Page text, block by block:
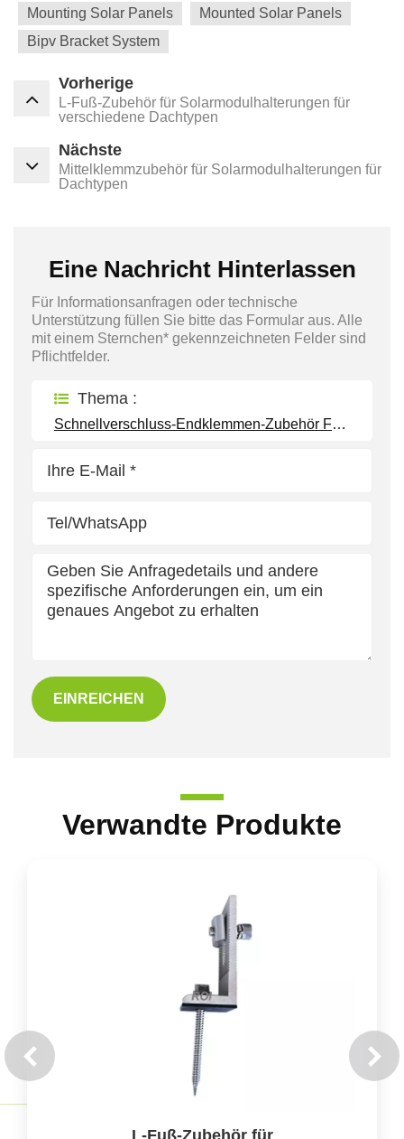
Mounting Solar Panels
Mounted Solar Panels
Bipv Bracket System
Vorherige
L-Fuß-Zubehör für Solarmodulhalterungen für
verschiedene Dachtypen
Nächste
Mittelklemmzubehör für Solarmodulhalterungen für
Dachtypen
Eine Nachricht Hinterlassen
Für Informationsanfragen oder technische
Unterstützung füllen Sie bitte das Formular aus. Alle
mit einem Sternchen* gekennzeichneten Felder sind
Pflichtfelder.
Thema :
Schnellverschluss-Endklemmen-Zubehör Für Solarmontagesysteme
EINREICHEN
Verwandte Produkte
L-Fuß-Zubehör für